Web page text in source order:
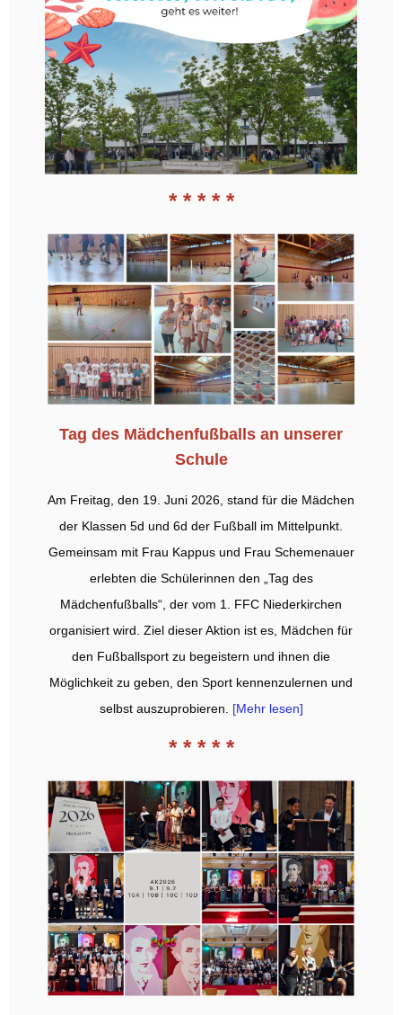
* * * * *
Tag des Mädchenfußballs an unserer
Schule
Am Freitag, den 19. Juni 2026, stand für die Mädchen
der Klassen 5d und 6d der Fußball im Mittelpunkt.
Gemeinsam mit Frau Kappus und Frau Schemenauer
erlebten die Schülerinnen den „Tag des
Mädchenfußballs“, der vom 1. FFC Niederkirchen
organisiert wird. Ziel dieser Aktion ist es, Mädchen für
den Fußballsport zu begeistern und ihnen die
Möglichkeit zu geben, den Sport kennenzulernen und
selbst auszuprobieren. [Mehr lesen]
* * * * *